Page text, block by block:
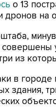
о 13
дронов на
из
в
здания,